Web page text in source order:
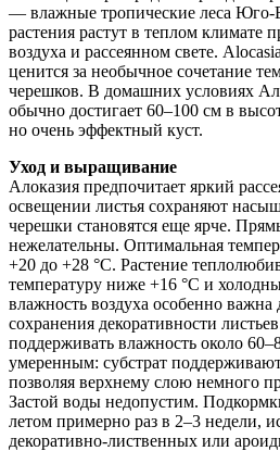
— влажные тропические леса Юго-
растения растут в теплом климате
воздуха и рассеянном свете.
ценится за необычное сочетание
черешков. В домашних условиях
обычно достигает 60–100 см в
но очень эффектный куст.
Уход и выращивание
Алоказия предпочитает яркий
освещении листья сохраняют
черешки становятся еще ярче.
нежелательны. Оптимальная
+20 до +28 °C. Растение
температуру ниже +16 °C и
влажность воздуха особенно важна
сохранения декоративности
поддерживать влажность около
умеренным: субстрат
позволяя верхнему слою немного
Застой воды недопустим.
летом примерно раз в 2–3 недели,
декоративно-лиственных или